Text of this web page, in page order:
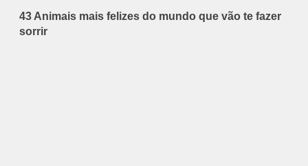
43 Animais mais felizes do mundo que vão te fazer
sorrir